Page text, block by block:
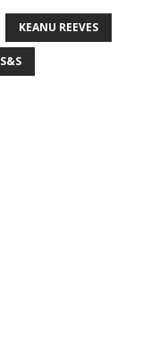
KEANU REEVES
S&S